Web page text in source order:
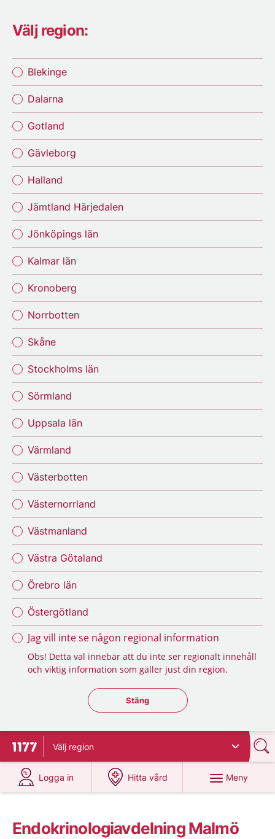
Välj region:
Blekinge
Dalarna
Gotland
Gävleborg
Halland
Jämtland Härjedalen
Jönköpings län
Kalmar län
Kronoberg
Norrbotten
Skåne
Stockholms län
Sörmland
Uppsala län
Värmland
Västerbotten
Västernorrland
Västmanland
Västra Götaland
Örebro län
Östergötland
Jag vill inte se någon regional information
Obs! Detta val innebär att du inte ser regionalt innehåll
och viktig information som gäller just din region.
Stäng regionsväljaren
Stäng
Till startsidan för 1177
Välj region
Logga in
på 1177.se
Hitta vård
på 1177.se
Meny
Endokrinologiavdelning Malmö